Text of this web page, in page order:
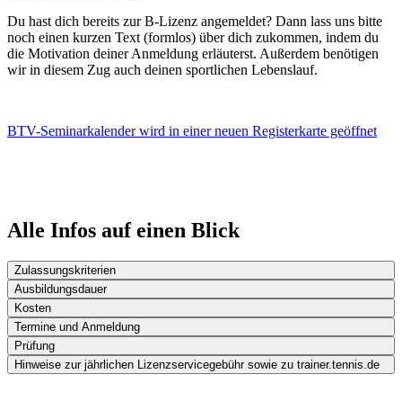
Du hast dich bereits zur B-Lizenz angemeldet? Dann lass uns bitte
noch einen kurzen Text (formlos) über dich zukommen, indem du
die Motivation deiner Anmeldung erläuterst. Außerdem benötigen
wir in diesem Zug auch deinen sportlichen Lebenslauf.
BTV-Seminarkalender wird in einer neuen Registerkarte geöffnet
Alle Infos auf einen Blick
Zulassungskriterien
Ausbildungsdauer
Kosten
Termine und Anmeldung
Prüfung
Hinweise zur jährlichen Lizenzservicegebühr sowie zu trainer.tennis.de